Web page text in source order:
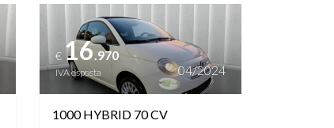
€16.970
IVA esposta 04/2024
1000 HYBRID 70 CV